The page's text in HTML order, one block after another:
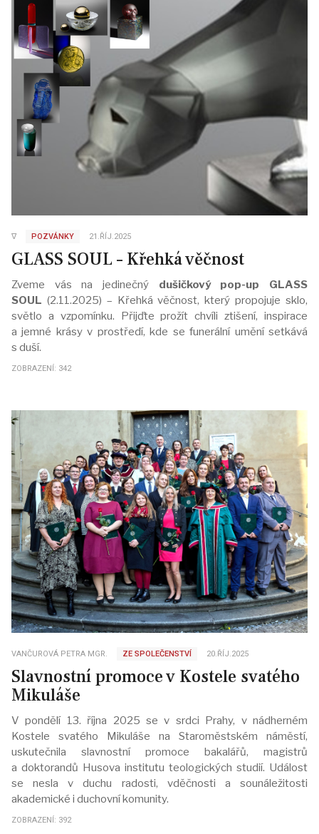
∇ POZVÁNKY 21.ŘÍJ.2025
GLASS SOUL – Křehká věčnost
Zveme vás na jedinečný dušičkový pop-up GLASS
SOUL (2.11.2025) – Křehká věčnost, který propojuje sklo,
světlo a vzpomínku. Přijďte prožít chvíli ztišení, inspirace
a jemné krásy v prostředí, kde se funerální umění setkává
s duší.
ZOBRAZENÍ: 342
VANČUROVÁ PETRA MGR. ZE SPOLEČENSTVÍ 20.ŘÍJ.2025
Slavnostní promoce v Kostele svatého
Mikuláše
V pondělí 13. října 2025 se v srdci Prahy, v nádherném
Kostele svatého Mikuláše na Staroměstském náměstí,
uskutečnila slavnostní promoce bakalářů, magistrů
a doktorandů Husova institutu teologických studií. Událost
se nesla v duchu radosti, vděčnosti a sounáležitosti
akademické i duchovní komunity.
ZOBRAZENÍ: 392